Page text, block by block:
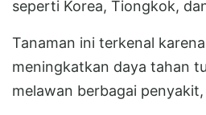
seperti Korea, Tiongkok,
Tanaman ini terkenal
meningkatkan daya tahan
melawan berbagai